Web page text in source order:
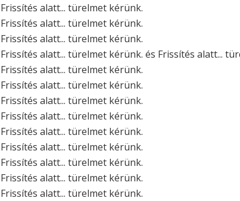
Frissítés alatt... türelmet kérünk.
Frissítés alatt... türelmet kérünk.
Frissítés alatt... türelmet kérünk.
Frissítés alatt... türelmet kérünk. és Frissítés alatt...
Frissítés alatt... türelmet kérünk.
Frissítés alatt... türelmet kérünk.
Frissítés alatt... türelmet kérünk.
Frissítés alatt... türelmet kérünk.
Frissítés alatt... türelmet kérünk.
Frissítés alatt... türelmet kérünk.
Frissítés alatt... türelmet kérünk.
Frissítés alatt... türelmet kérünk.
Frissítés alatt... türelmet kérünk.